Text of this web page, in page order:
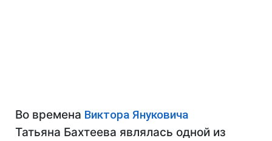
Во времена Виктора Януковича
Татьяна Бахтеева являлась одной из